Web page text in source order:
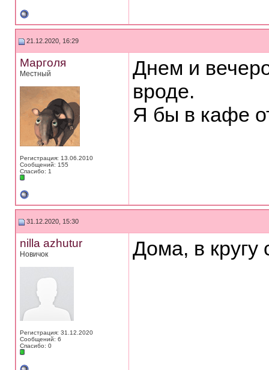
21.12.2020, 16:29
Марголя
Местный
Регистрация: 13.06.2010
Сообщений: 155
Спасибо: 1
Днем и
вроде.
Я бы в кафе
31.12.2020, 15:30
nilla azhutur
Новичок
Регистрация: 31.12.2020
Сообщений: 6
Спасибо: 0
Дома, в кругу